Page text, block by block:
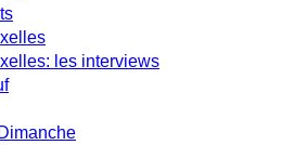
les interviews